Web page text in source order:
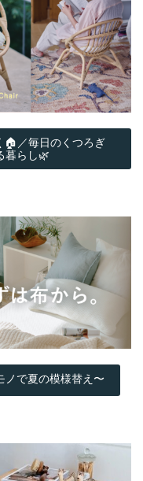
🏠／毎日のくつろぎ
暮らし🌿
ノで夏の模様替え〜